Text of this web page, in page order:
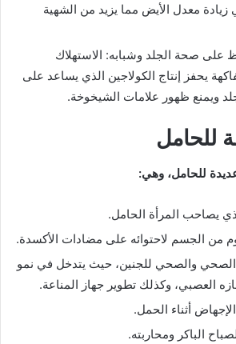
زيادة معدل الأيض مما يزيد من الشهية
على صحة الجلد وشبابه: الاستهلاك
يحفز إنتاج الكولاجين الذي يساعد على
ويمنع ظهور علامات الشيخوخة.
للحامل
للحامل، وهي:
يصاحب المرأة الحامل.
من الجسم لاحتوائه على مضادات الأكسدة.
والصحي للجنين، حيث يتدخل في نمو
العصبي، وكذلك تطوير جهاز المناعة.
أثناء الحمل.
الباكر ومحاربته.